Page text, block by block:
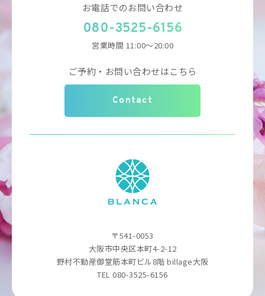
お電話でのお問い合わせ
080-3525-6156
営業時間 11:00～20:00
ご予約・お問い合わせはこちら
Contact
〒541-0053
大阪市中央区本町4-2-12
野村不動産御堂筋本町ビル8階 billage大阪
TEL 080-3525-6156